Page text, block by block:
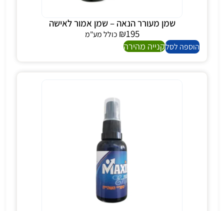
שמן מעורר הנאה – שמן אמור לאישה
₪195
כולל מע"מ
הוספה לסלקנייה מהירה